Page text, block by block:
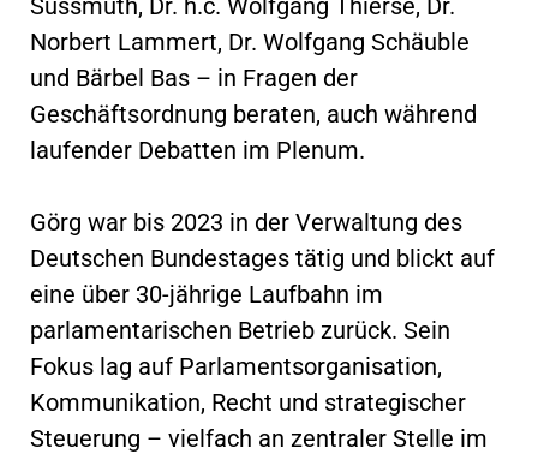
Süssmuth, Dr. h.c. Wolfgang Thierse, Dr.
Norbert Lammert, Dr. Wolfgang Schäuble
und Bärbel Bas – in Fragen der
Geschäftsordnung beraten, auch während
laufender Debatten im Plenum.
Görg war bis 2023 in der Verwaltung des
Deutschen Bundestages tätig und blickt auf
eine über 30-jährige Laufbahn im
parlamentarischen Betrieb zurück. Sein
Fokus lag auf Parlamentsorganisation,
Kommunikation, Recht und strategischer
Steuerung – vielfach an zentraler Stelle im